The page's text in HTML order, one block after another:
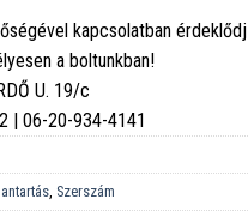
kapcsolatban érdeklődj
a boltunkban!
U. 19/c
| 06-20-934-4141
Szerszám